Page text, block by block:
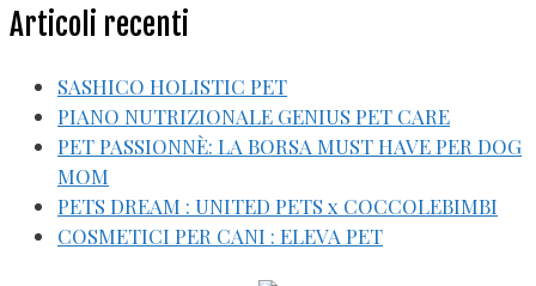
Articoli recenti
SASHICO HOLISTIC PET
PIANO NUTRIZIONALE GENIUS PET CARE
PET PASSIONNÈ: LA BORSA MUST HAVE PER DOG
MOM
PETS DREAM : UNITED PETS x COCCOLEBIMBI
COSMETICI PER CANI : ELEVA PET